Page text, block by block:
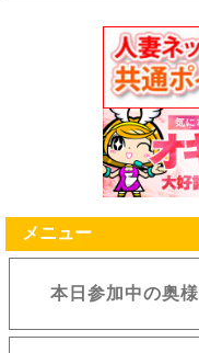
メニュー
本日参加中の奥様